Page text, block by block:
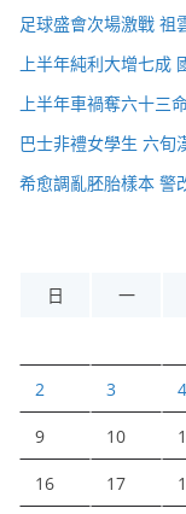
足球盛會次場激戰 祖
上半年純利大增七成
上半年車禍奪六十三
巴士非禮女學生 六旬
希愈調亂胚胎樣本 警
日
一
2 3 4
9 10
16 17